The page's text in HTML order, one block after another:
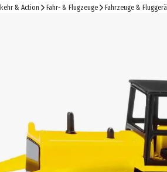
& Action Fahr- & Flugzeuge Fahrzeuge &